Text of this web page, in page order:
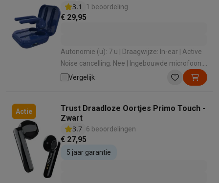
3.1
1 beoordeling
€ 29,95
Autonomie (u): 7 u | Draagwijze: In-ear | Active
Noise cancelling: Nee | Ingebouwde microfoon:
JaVergelijk
Actie
Trust Draadloze Oortjes Primo Touch -
Zwart
3.7 6 beoordelingen
€ 27,95
5 jaar garantie